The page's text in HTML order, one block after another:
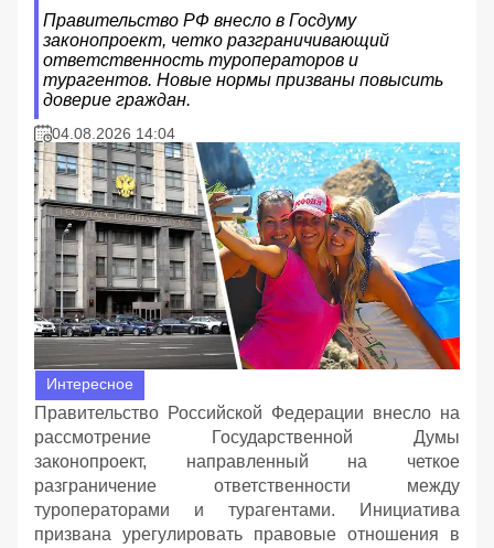
Правительство РФ внесло в Госдуму
законопроект, четко разграничивающий
ответственность туроператоров и
турагентов. Новые нормы призваны повысить
доверие граждан.
04.08.2026 14:04
Интересное
Правительство Российской Федерации внесло на
рассмотрение Государственной Думы
законопроект, направленный на четкое
разграничение ответственности между
туроператорами и турагентами. Инициатива
призвана урегулировать правовые отношения в